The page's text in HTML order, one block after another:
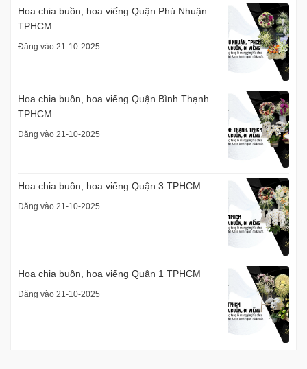
Hoa chia buồn, hoa viếng Quận Phú Nhuận
TPHCM
Đăng vào 21-10-2025
Hoa chia buồn, hoa viếng Quận Bình Thạnh
TPHCM
Đăng vào 21-10-2025
Hoa chia buồn, hoa viếng Quận 3 TPHCM
Đăng vào 21-10-2025
Hoa chia buồn, hoa viếng Quận 1 TPHCM
Đăng vào 21-10-2025